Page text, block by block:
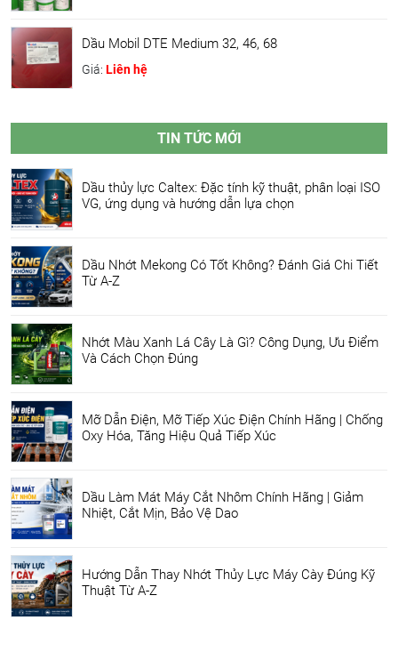
Dầu Mobil DTE Medium 32, 46, 68
Giá: Liên hệ
TIN TỨC MỚI
Dầu thủy lực Caltex: Đặc tính kỹ thuật, phân loại ISO
VG, ứng dụng và hướng dẫn lựa chọn
Dầu Nhớt Mekong Có Tốt Không? Đánh Giá Chi Tiết
Từ A-Z
Nhớt Màu Xanh Lá Cây Là Gì? Công Dụng, Ưu Điểm
Và Cách Chọn Đúng
Mỡ Dẫn Điện, Mỡ Tiếp Xúc Điện Chính Hãng | Chống
Oxy Hóa, Tăng Hiệu Quả Tiếp Xúc
Dầu Làm Mát Máy Cắt Nhôm Chính Hãng | Giảm
Nhiệt, Cắt Mịn, Bảo Vệ Dao
Hướng Dẫn Thay Nhớt Thủy Lực Máy Cày Đúng Kỹ
Thuật Từ A-Z